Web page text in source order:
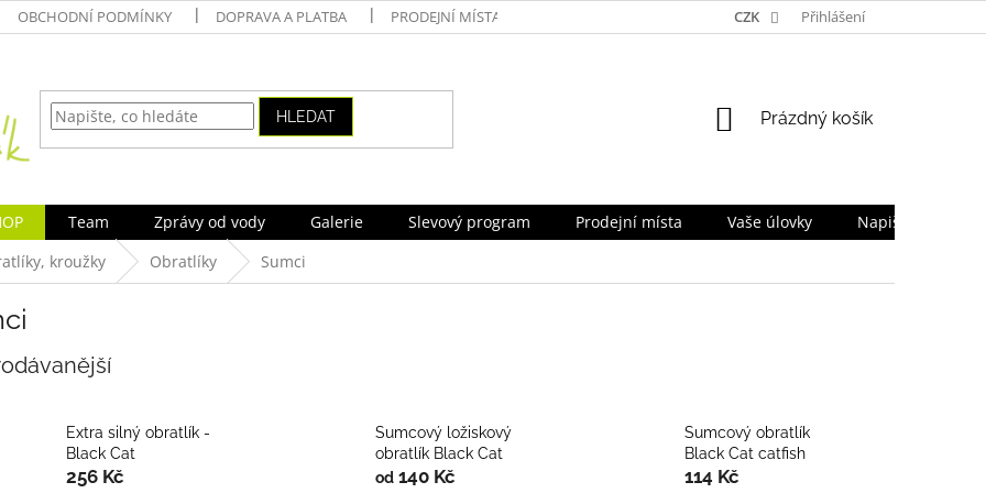
OBCHODNÍ PODMÍNKY DOPRAVA A PLATBA PRODEJNÍ MÍSTA PRO OBCHODNÍKY
CZK Přihlášení
HLEDAT
NÁKUPNÍ
Prázdný košík
Team Zprávy od vody Galerie Slevový program Prodejní místa Vaše úlovky
Napište nám
kroužky Obratlíky Sumci
Extra silný obratlík -
Black Cat
256 Kč
Sumcový ložiskový
obratlík Black Cat
od140 Kč
Sumcový obratlík
Black Cat catfish
114 Kč